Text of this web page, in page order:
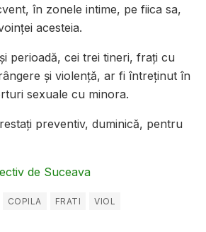
în zonele intime, pe fiica sa,
acesteia.
perioadă, cei trei tineri, frați cu
și violență, ar fi întreținut în
sexuale cu minora.
preventiv, duminică, pentru
de Suceava
COPILA FRATI VIOL